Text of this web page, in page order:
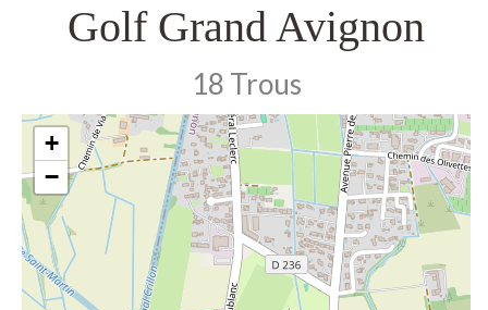
Golf Grand Avignon
18 Trous
+
−